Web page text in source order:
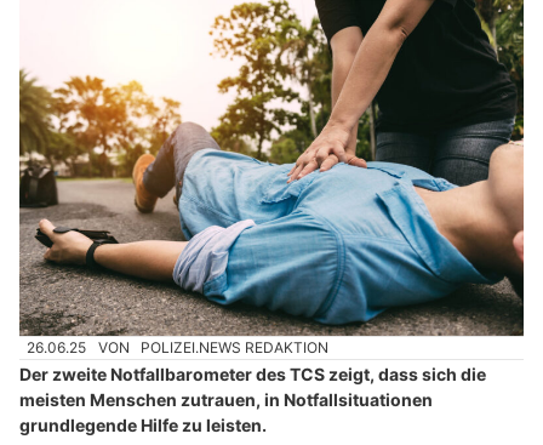
26.06.25 VON POLIZEI.NEWS REDAKTION
Der zweite Notfallbarometer des TCS zeigt, dass sich die
meisten Menschen zutrauen, in Notfallsituationen
grundlegende Hilfe zu leisten.